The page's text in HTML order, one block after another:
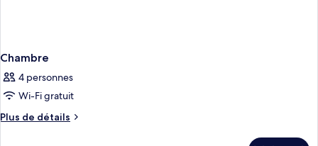
Chambre
4 personnes
Wi-Fi gratuit
Plus de détails
Plus